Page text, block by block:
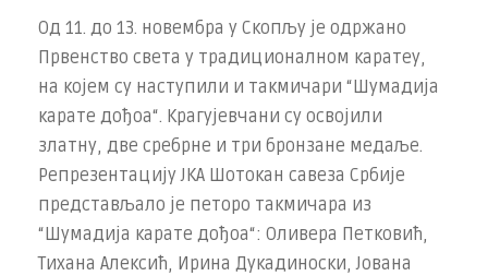
Од 11. до 13. новембра у Скопљу је одржано
Првенство света у традиционалном каратеу,
на којем су наступили и такмичари “Шумадија
карате дођоа“. Крагујевчани су освојили
златну, две сребрне и три бронзане медаље.
Репрезентацију ЈКА Шотокан савеза Србије
представљало је петоро такмичара из
“Шумадија карате дођоа“: Оливера Петковић,
Тихана Алексић, Ирина Дукадиноски, Јована